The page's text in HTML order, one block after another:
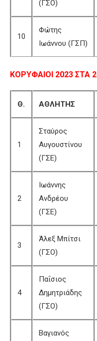
(ΓΣΟ)
10
Φώτης
Ιωάννου (ΓΣΠ)
ΚΟΡΥΦΑΙΟΙ 2023 ΣΤΑ
Θ. ΑΘΛΗΤΗΣ
1
Σταύρος
Αυγουστίνου
(ΓΣΕ)
2
Ιωάννης
Ανδρέου
(ΓΣΕ)
3
Άλεξ Μπίτσι
(ΓΣΟ)
4
Παΐσιος
Δημητριάδης
(ΓΣΟ)
Βαγιανός